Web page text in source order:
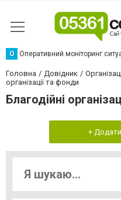
О Оперативний моніторинг
Головна Довідник
організації та фонди
Благодійні
+